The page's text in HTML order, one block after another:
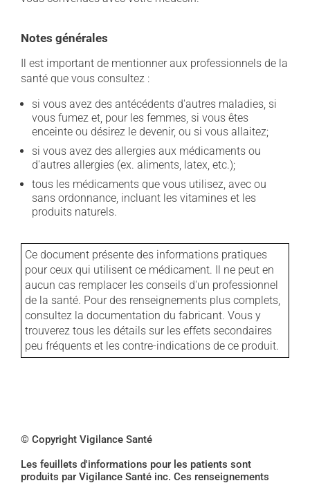
Notes générales
Il est important de mentionner aux professionnels de la
santé que vous consultez :
si vous avez des antécédents d'autres maladies, si
vous fumez et, pour les femmes, si vous êtes
enceinte ou désirez le devenir, ou si vous allaitez;
si vous avez des allergies aux médicaments ou
d'autres allergies (ex. aliments, latex, etc.);
tous les médicaments que vous utilisez, avec ou
sans ordonnance, incluant les vitamines et les
produits naturels.
Ce document présente des informations pratiques
pour ceux qui utilisent ce médicament. Il ne peut en
aucun cas remplacer les conseils d'un professionnel
de la santé. Pour des renseignements plus complets,
consultez la documentation du fabricant. Vous y
trouverez tous les détails sur les effets secondaires
peu fréquents et les contre-indications de ce produit.
© Copyright Vigilance Santé
Les feuillets d'informations pour les patients sont
produits par Vigilance Santé inc. Ces renseignements